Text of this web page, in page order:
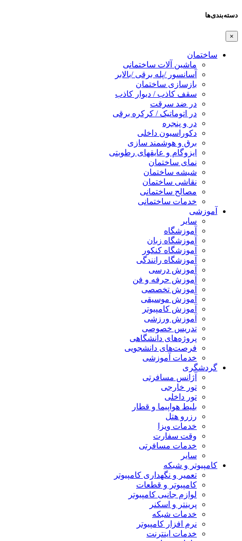
دسته‌بندی‌ها
×
ساختمان
ماشین آلات ساختمانی
آسانسور /پله برقی /بالابر
بازسازی ساختمان
سقف کاذب / دیوار کاذب
در ضد سرقت
در اتوماتیک / کرکره برقی
در و پنجره
دکوراسیون داخلی
برق و هوشمند سازی
ایزوگام و عایقهای رطوبتی
نمای ساختمان
شیشه ساختمان
نقاشی ساختمان
مصالح ساختمانی
خدمات ساختمانی
آموزشی
سایر
آموزشگاه
آموزشگاه زبان
آموزشگاه کنکور
آموزشگاه رانندگی
آموزش درسی
آموزش حرفه و فن
آموزش تخصصی
آموزش موسیقی
آموزش کامپیوتر
آموزش ورزشی
تدریس خصوصی
پروژه‌های دانشگاهی
فرصت‌های دانشجویی
خدمات آموزشی
گردشگری
آژانس مسافرتی
تور خارجی
تور داخلی
بلیط هواپیما و قطار
رزرو هتل
خدمات ویزا
وقت سفارت
خدمات مسافرتی
سایر
کامپیوتر و شبکه
تعمیر و نگهداری کامپیوتر
کامپیوتر و قطعات
لوازم جانبی کامپیوتر
پرینتر و اسکنر
خدمات شبکه
نرم افزار کامپیوتر
خدمات اینترنت